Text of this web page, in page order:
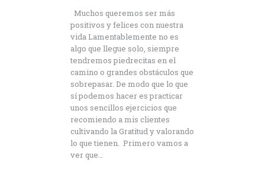
Muchos queremos ser más
positivos y felices con nuestra
vida Lamentablemente no es
algo que llegue solo, siempre
tendremos piedrecitas en el
camino o grandes obstáculos que
sobrepasar. De modo que lo que
sí podemos hacer es practicar
unos sencillos ejercicios que
recomiendo a mis clientes
cultivando la Gratitud y valorando
lo que tienen. Primero vamos a
ver que…